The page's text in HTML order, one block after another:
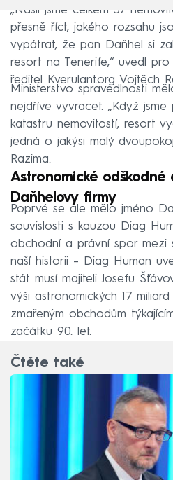
„Našli jsme celkem 37
přesně říct, jakého rozsahu
vypátrat, že pan Daňhel si
resort na Tenerife,“ uvedl pro
ředitel Kverulant.org Vojtěch
Ministerstvo spravedlnosti
nejdříve vyvracet. „Když
katastru nemovitostí, resort
jedná o jakýsi malý
Razima.
Astronomické odškodné
Daňhelovy firmy
Poprvé se ale mělo jméno
souvislosti s kauzou Diag
obchodní a právní spor mezi
naší historii – Diag Human
stát musí majiteli Josefu
výši astronomických 17
zmařeným obchodům
začátku 90. let.
Čtěte také